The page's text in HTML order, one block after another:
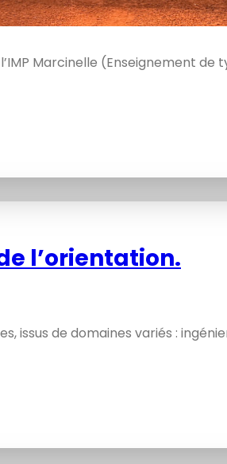
Marcinelle (Enseignement de
l’orientation.
issus de domaines variés :